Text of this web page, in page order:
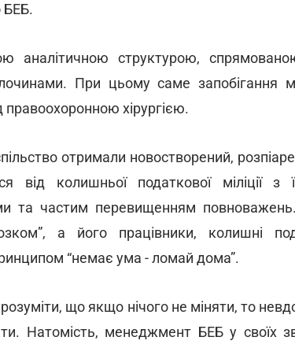
БЕБ.
аналітичною структурою,
При цьому саме запобігання
хірургією.
отримали новостворений,
від колишньої податкової міліції з
та частим перевищенням
а його працівники, колишні
“немає ума - ломай дома”.
що якщо нічого не міняти, то
Натомість, менеджмент БЕБ у своїх